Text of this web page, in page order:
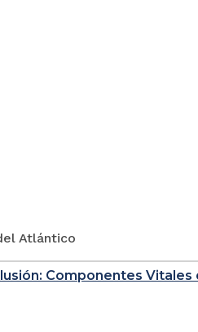
Atlántico
Componentes Vitales